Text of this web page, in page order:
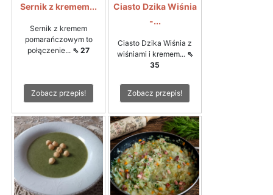
Sernik z kremem...
Sernik z kremem
pomarańczowym to
połączenie... ⇖ 27
Zobacz przepis!
Ciasto Dzika Wiśnia
-...
Ciasto Dzika Wiśnia z
wiśniami i kremem... ⇖
35
Zobacz przepis!